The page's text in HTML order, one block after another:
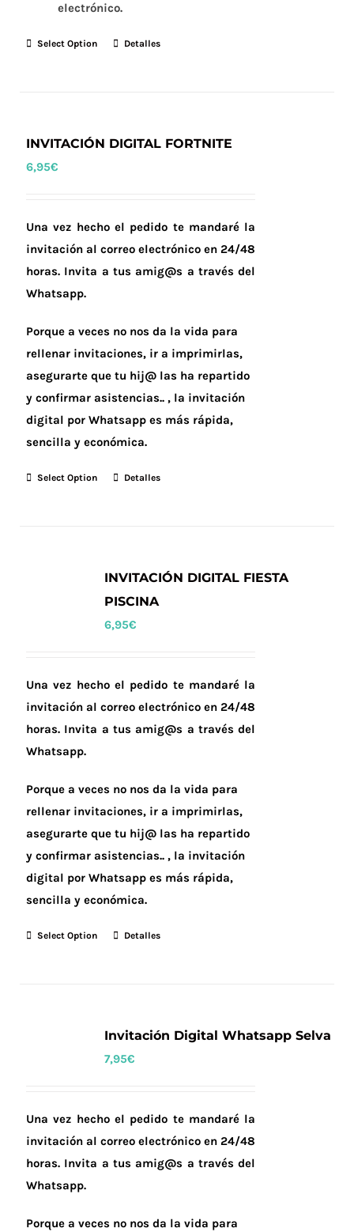
electrónico.
Select Option Detalles
INVITACIÓN DIGITAL FORTNITE
6,95€
Una vez hecho el pedido te mandaré la
invitación al correo electrónico en 24/48
horas. Invita a tus amig@s a través del
Whatsapp.
Porque a veces no nos da la vida para
rellenar invitaciones, ir a imprimirlas,
asegurarte que tu hij@ las ha repartido
y confirmar asistencias.. , la invitación
digital por Whatsapp es más rápida,
sencilla y económica.
Select Option Detalles
INVITACIÓN DIGITAL FIESTA
PISCINA
6,95€
Una vez hecho el pedido te mandaré la
invitación al correo electrónico en 24/48
horas. Invita a tus amig@s a través del
Whatsapp.
Porque a veces no nos da la vida para
rellenar invitaciones, ir a imprimirlas,
asegurarte que tu hij@ las ha repartido
y confirmar asistencias.. , la invitación
digital por Whatsapp es más rápida,
sencilla y económica.
Select Option Detalles
Invitación Digital Whatsapp Selva
7,95€
Una vez hecho el pedido te mandaré la
invitación al correo electrónico en 24/48
horas. Invita a tus amig@s a través del
Whatsapp.
Porque a veces no nos da la vida para